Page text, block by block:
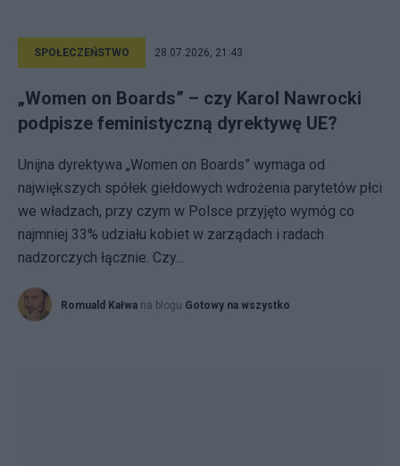
SPOŁECZEŃSTWO 28.07.2026, 21:43
„Women on Boards” – czy Karol Nawrocki
podpisze feministyczną dyrektywę UE?
Unijna dyrektywa „Women on Boards” wymaga od
największych spółek giełdowych wdrożenia parytetów płci
we władzach, przy czym w Polsce przyjęto wymóg co
najmniej 33% udziału kobiet w zarządach i radach
nadzorczych łącznie. Czy...
Romuald Kałwa na blogu Gotowy na wszystko